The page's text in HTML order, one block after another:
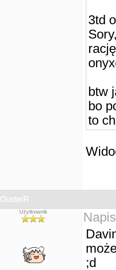
3td
btw
bo
to
OusterR
Użytkownik
;d